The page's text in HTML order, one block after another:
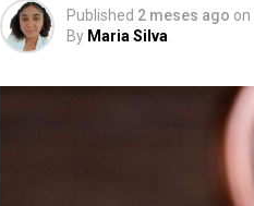
Published 2 meses ago on
By Maria Silva